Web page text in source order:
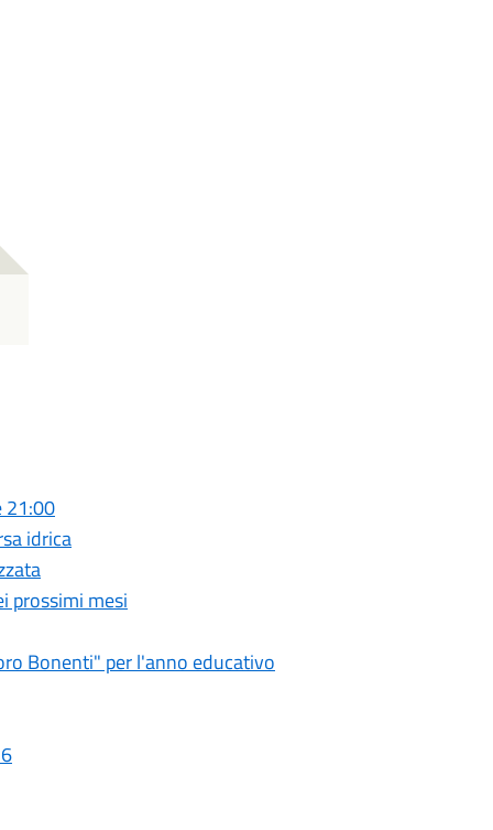
21:00
idrica
prossimi mesi
Bonenti" per l'anno educativo